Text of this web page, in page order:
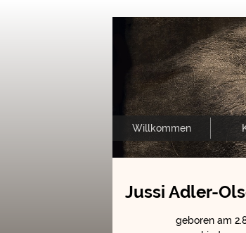
Willkommen
Jussi Adler-
geboren am